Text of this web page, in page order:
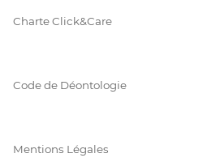
Charte Click&Care
Code de Déontologie
Mentions Légales